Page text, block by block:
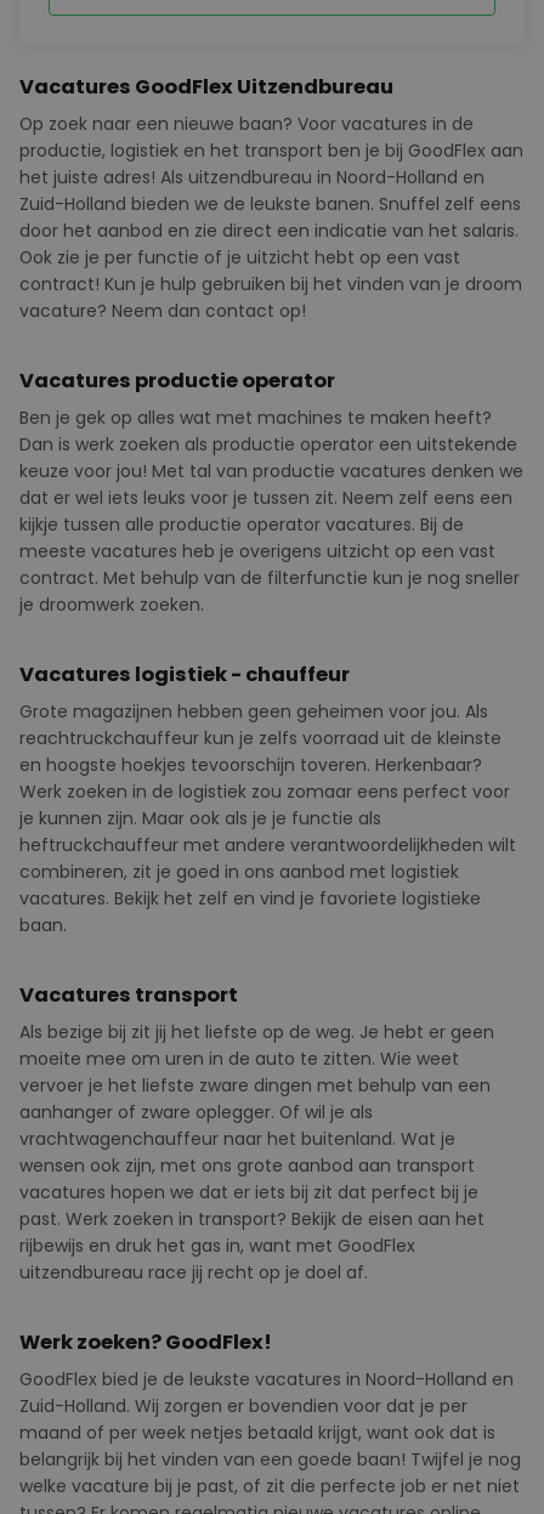
Vacatures GoodFlex Uitzendbureau
Op zoek naar een nieuwe baan? Voor vacatures in de
productie, logistiek en het transport ben je bij GoodFlex aan
het juiste adres! Als uitzendbureau in Noord-Holland en
Zuid-Holland bieden we de leukste banen. Snuffel zelf eens
door het aanbod en zie direct een indicatie van het salaris.
Ook zie je per functie of je uitzicht hebt op een vast
contract! Kun je hulp gebruiken bij het vinden van je droom
vacature? Neem dan contact op!
Vacatures productie operator
Ben je gek op alles wat met machines te maken heeft?
Dan is werk zoeken als productie operator een uitstekende
keuze voor jou! Met tal van productie vacatures denken we
dat er wel iets leuks voor je tussen zit. Neem zelf eens een
kijkje tussen alle productie operator vacatures. Bij de
meeste vacatures heb je overigens uitzicht op een vast
contract. Met behulp van de filterfunctie kun je nog sneller
je droomwerk zoeken.
Vacatures logistiek - chauffeur
Grote magazijnen hebben geen geheimen voor jou. Als
reachtruckchauffeur kun je zelfs voorraad uit de kleinste
en hoogste hoekjes tevoorschijn toveren. Herkenbaar?
Werk zoeken in de logistiek zou zomaar eens perfect voor
je kunnen zijn. Maar ook als je je functie als
heftruckchauffeur met andere verantwoordelijkheden wilt
combineren, zit je goed in ons aanbod met logistiek
vacatures. Bekijk het zelf en vind je favoriete logistieke
baan.
Vacatures transport
Als bezige bij zit jij het liefste op de weg. Je hebt er geen
moeite mee om uren in de auto te zitten. Wie weet
vervoer je het liefste zware dingen met behulp van een
aanhanger of zware oplegger. Of wil je als
vrachtwagenchauffeur naar het buitenland. Wat je
wensen ook zijn, met ons grote aanbod aan transport
vacatures hopen we dat er iets bij zit dat perfect bij je
past. Werk zoeken in transport? Bekijk de eisen aan het
rijbewijs en druk het gas in, want met GoodFlex
uitzendbureau race jij recht op je doel af.
Werk zoeken? GoodFlex!
GoodFlex bied je de leukste vacatures in Noord-Holland en
Zuid-Holland. Wij zorgen er bovendien voor dat je per
maand of per week netjes betaald krijgt, want ook dat is
belangrijk bij het vinden van een goede baan! Twijfel je nog
welke vacature bij je past, of zit die perfecte job er net niet